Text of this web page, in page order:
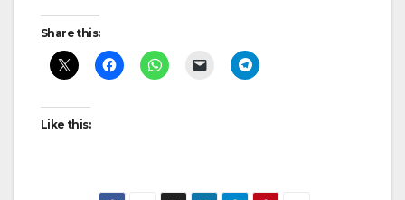
Post
navigation
Share this:
Like this: